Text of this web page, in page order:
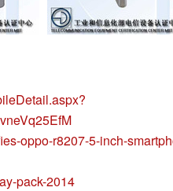
oppo-r8207-5-inch-
pack-2014